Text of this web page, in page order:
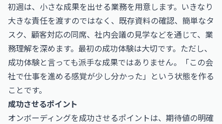
初週は、小さな成果を出せる業務を用意します。いきなり
大きな責任を渡すのではなく、既存資料の確認、簡単なタ
スク、顧客対応の同席、社内会議の見学などを通じて、業
務理解を深めます。最初の成功体験は大切です。ただし、
成功体験と言っても派手な成果ではありません。「この会
社で仕事を進める感覚が少し分かった」という状態を作る
ことです。
成功させるポイント
オンボーディングを成功させるポイントは、期待値の明確